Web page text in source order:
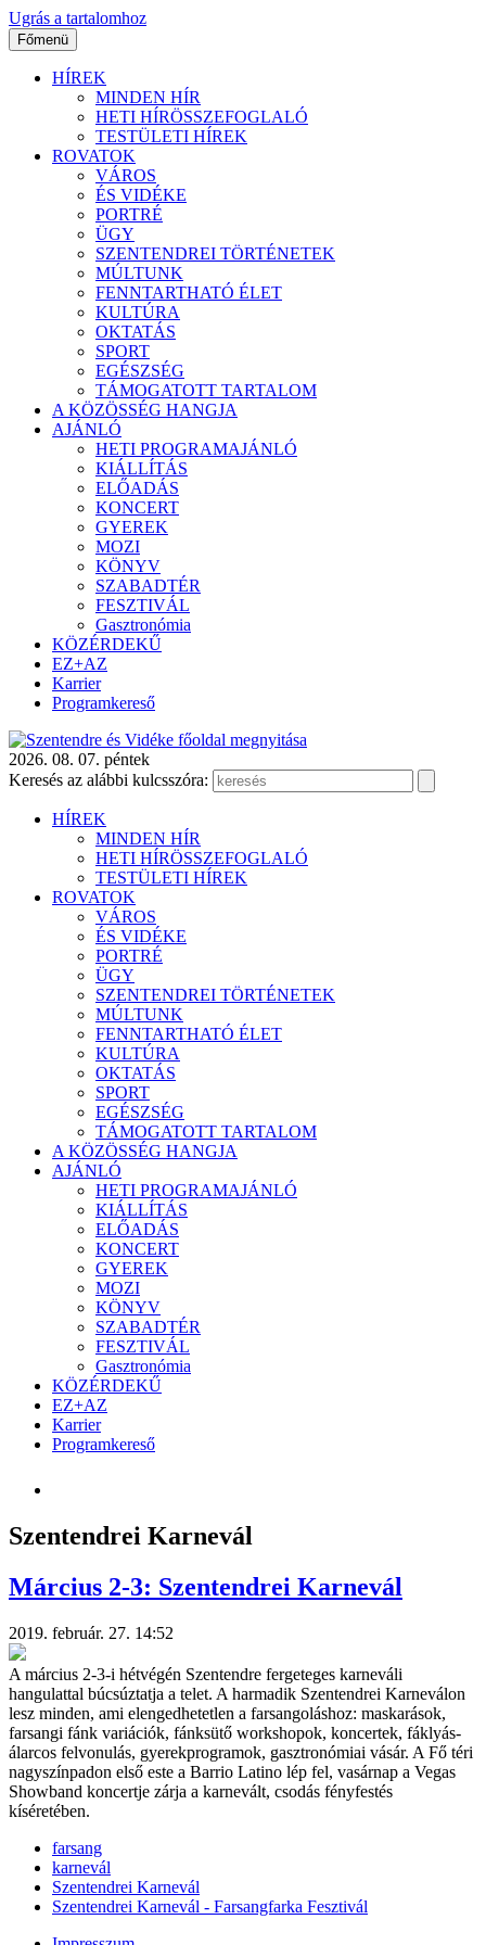
Ugrás a tartalomhoz
Főmenü
HÍREK
MINDEN HÍR
HETI HÍRÖSSZEFOGLALÓ
TESTÜLETI HÍREK
ROVATOK
VÁROS
ÉS VIDÉKE
PORTRÉ
ÜGY
SZENTENDREI TÖRTÉNETEK
MÚLTUNK
FENNTARTHATÓ ÉLET
KULTÚRA
OKTATÁS
SPORT
EGÉSZSÉG
TÁMOGATOTT TARTALOM
A KÖZÖSSÉG HANGJA
AJÁNLÓ
HETI PROGRAMAJÁNLÓ
KIÁLLÍTÁS
ELŐADÁS
KONCERT
GYEREK
MOZI
KÖNYV
SZABADTÉR
FESZTIVÁL
Gasztronómia
KÖZÉRDEKŰ
EZ+AZ
Karrier
Programkereső
2026. 08. 07. péntek
Keresés az alábbi kulcsszóra:
HÍREK
MINDEN HÍR
HETI HÍRÖSSZEFOGLALÓ
TESTÜLETI HÍREK
ROVATOK
VÁROS
ÉS VIDÉKE
PORTRÉ
ÜGY
SZENTENDREI TÖRTÉNETEK
MÚLTUNK
FENNTARTHATÓ ÉLET
KULTÚRA
OKTATÁS
SPORT
EGÉSZSÉG
TÁMOGATOTT TARTALOM
A KÖZÖSSÉG HANGJA
AJÁNLÓ
HETI PROGRAMAJÁNLÓ
KIÁLLÍTÁS
ELŐADÁS
KONCERT
GYEREK
MOZI
KÖNYV
SZABADTÉR
FESZTIVÁL
Gasztronómia
KÖZÉRDEKŰ
EZ+AZ
Karrier
Programkereső
Szentendrei Karnevál
Március 2-3: Szentendrei Karnevál
2019. február. 27. 14:52
A március 2-3-i hétvégén Szentendre fergeteges karneváli
hangulattal búcsúztatja a telet. A harmadik Szentendrei Karneválon
lesz minden, ami elengedhetetlen a farsangoláshoz: maskarások,
farsangi fánk variációk, fánksütő workshopok, koncertek, fáklyás-
álarcos felvonulás, gyerekprogramok, gasztronómiai vásár. A Fő téri
nagyszínpadon első este a Barrio Latino lép fel, vasárnap a Vegas
Showband koncertje zárja a karnevált, csodás fényfestés
kíséretében.
farsang
karnevál
Szentendrei Karnevál
Szentendrei Karnevál - Farsangfarka Fesztivál